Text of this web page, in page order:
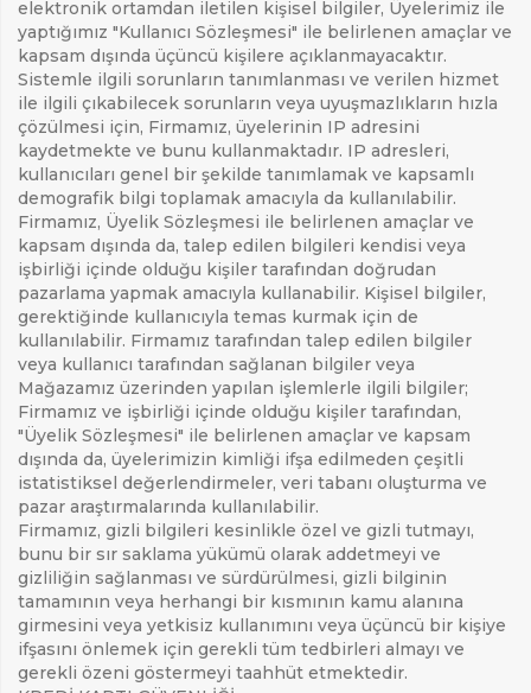
elektronik ortamdan iletilen kişisel bilgiler, Üyelerimiz ile
yaptığımız "Kullanıcı Sözleşmesi" ile belirlenen amaçlar ve
kapsam dışında üçüncü kişilere açıklanmayacaktır.
Sistemle ilgili sorunların tanımlanması ve verilen hizmet
ile ilgili çıkabilecek sorunların veya uyuşmazlıkların hızla
çözülmesi için, Firmamız, üyelerinin IP adresini
kaydetmekte ve bunu kullanmaktadır. IP adresleri,
kullanıcıları genel bir şekilde tanımlamak ve kapsamlı
demografik bilgi toplamak amacıyla da kullanılabilir.
Firmamız, Üyelik Sözleşmesi ile belirlenen amaçlar ve
kapsam dışında da, talep edilen bilgileri kendisi veya
işbirliği içinde olduğu kişiler tarafından doğrudan
pazarlama yapmak amacıyla kullanabilir. Kişisel bilgiler,
gerektiğinde kullanıcıyla temas kurmak için de
kullanılabilir. Firmamız tarafından talep edilen bilgiler
veya kullanıcı tarafından sağlanan bilgiler veya
Mağazamız üzerinden yapılan işlemlerle ilgili bilgiler;
Firmamız ve işbirliği içinde olduğu kişiler tarafından,
"Üyelik Sözleşmesi" ile belirlenen amaçlar ve kapsam
dışında da, üyelerimizin kimliği ifşa edilmeden çeşitli
istatistiksel değerlendirmeler, veri tabanı oluşturma ve
pazar araştırmalarında kullanılabilir.
Firmamız, gizli bilgileri kesinlikle özel ve gizli tutmayı,
bunu bir sır saklama yükümü olarak addetmeyi ve
gizliliğin sağlanması ve sürdürülmesi, gizli bilginin
tamamının veya herhangi bir kısmının kamu alanına
girmesini veya yetkisiz kullanımını veya üçüncü bir kişiye
ifşasını önlemek için gerekli tüm tedbirleri almayı ve
gerekli özeni göstermeyi taahhüt etmektedir.